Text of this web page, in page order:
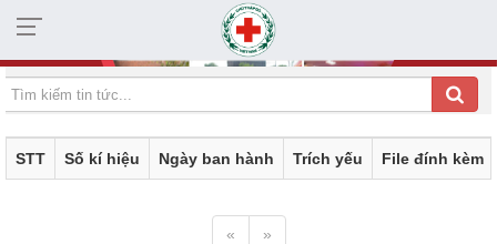
HỘI CHỮ THẬP ĐỎ TỈNH KHÁNH HÒA
STT Số kí hiệu Ngày ban hành Trích yếu File đính kèm
« »